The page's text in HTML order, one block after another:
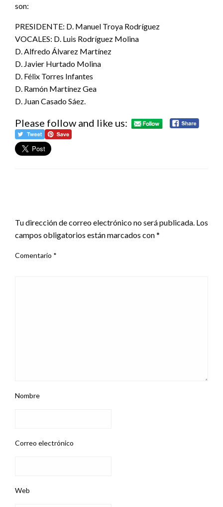
son:
PRESIDENTE: D. Manuel Troya Rodríguez
VOCALES: D. Luis Rodríguez Molina
D. Alfredo Álvarez Martínez
D. Javier Hurtado Molina
D. Félix Torres Infantes
D. Ramón Martínez Gea
D. Juan Casado Sáez.
Please follow and like us:
Tu dirección de correo electrónico no será publicada. Los
campos obligatorios están marcados con*
Comentario *
Nombre
Correo electrónico
Web